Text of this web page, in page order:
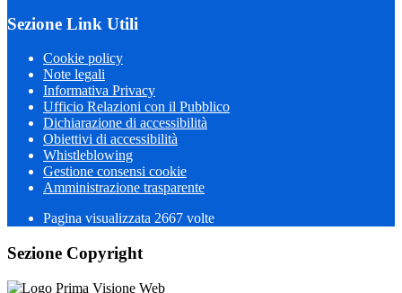
Sezione Link Utili
Cookie policy
Note legali
Informativa Privacy
Ufficio Relazioni con il Pubblico
Dichiarazione di accessibilità
Obiettivi di accessibilità
Whistleblowing
Gestione consensi cookie
Amministrazione trasparente
Pagina visualizzata 2667 volte
Sezione Copyright